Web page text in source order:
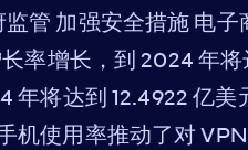
管 加强安全措施 电
率增长，到 2024 年
年将达到 12.4922 亿
机使用率推动了对